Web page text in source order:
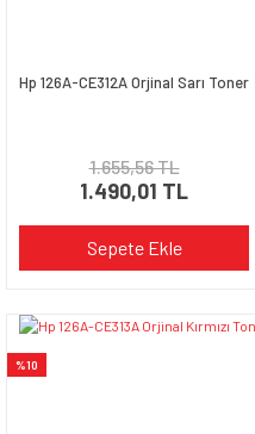
Hp 126A-CE312A Orjinal Sarı Toner
1.655,56 TL
1.490,01 TL
Sepete Ekle
%10